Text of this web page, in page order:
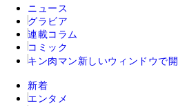
ニュース
グラビア
連載コラム
コミック
キン肉マン 新しいウィンドウで開
新着
エンタメ